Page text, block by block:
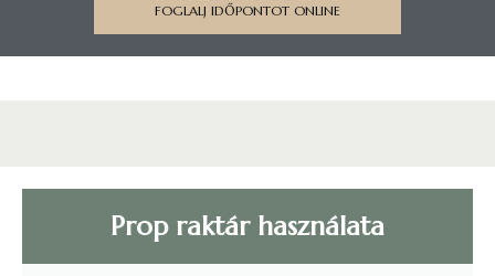
FOGLALJ IDŐPONTOT ONLINE
Prop raktár használata